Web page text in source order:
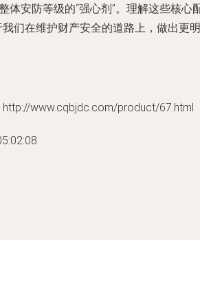
体安防等级的“强心剂”。理解这些核心
们在维护财产安全的道路上，做出更明
www.cqbjdc.com/product/67.html